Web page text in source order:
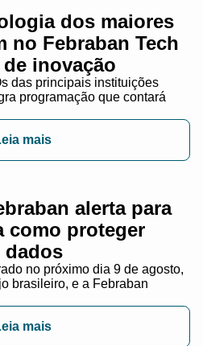
dos maiores
no Febraban Tech
inovação
das principais instituições
programação que contará
mais
alerta para
como proteger
dados
no próximo dia 9 de agosto,
brasileiro, e a Febraban
mais